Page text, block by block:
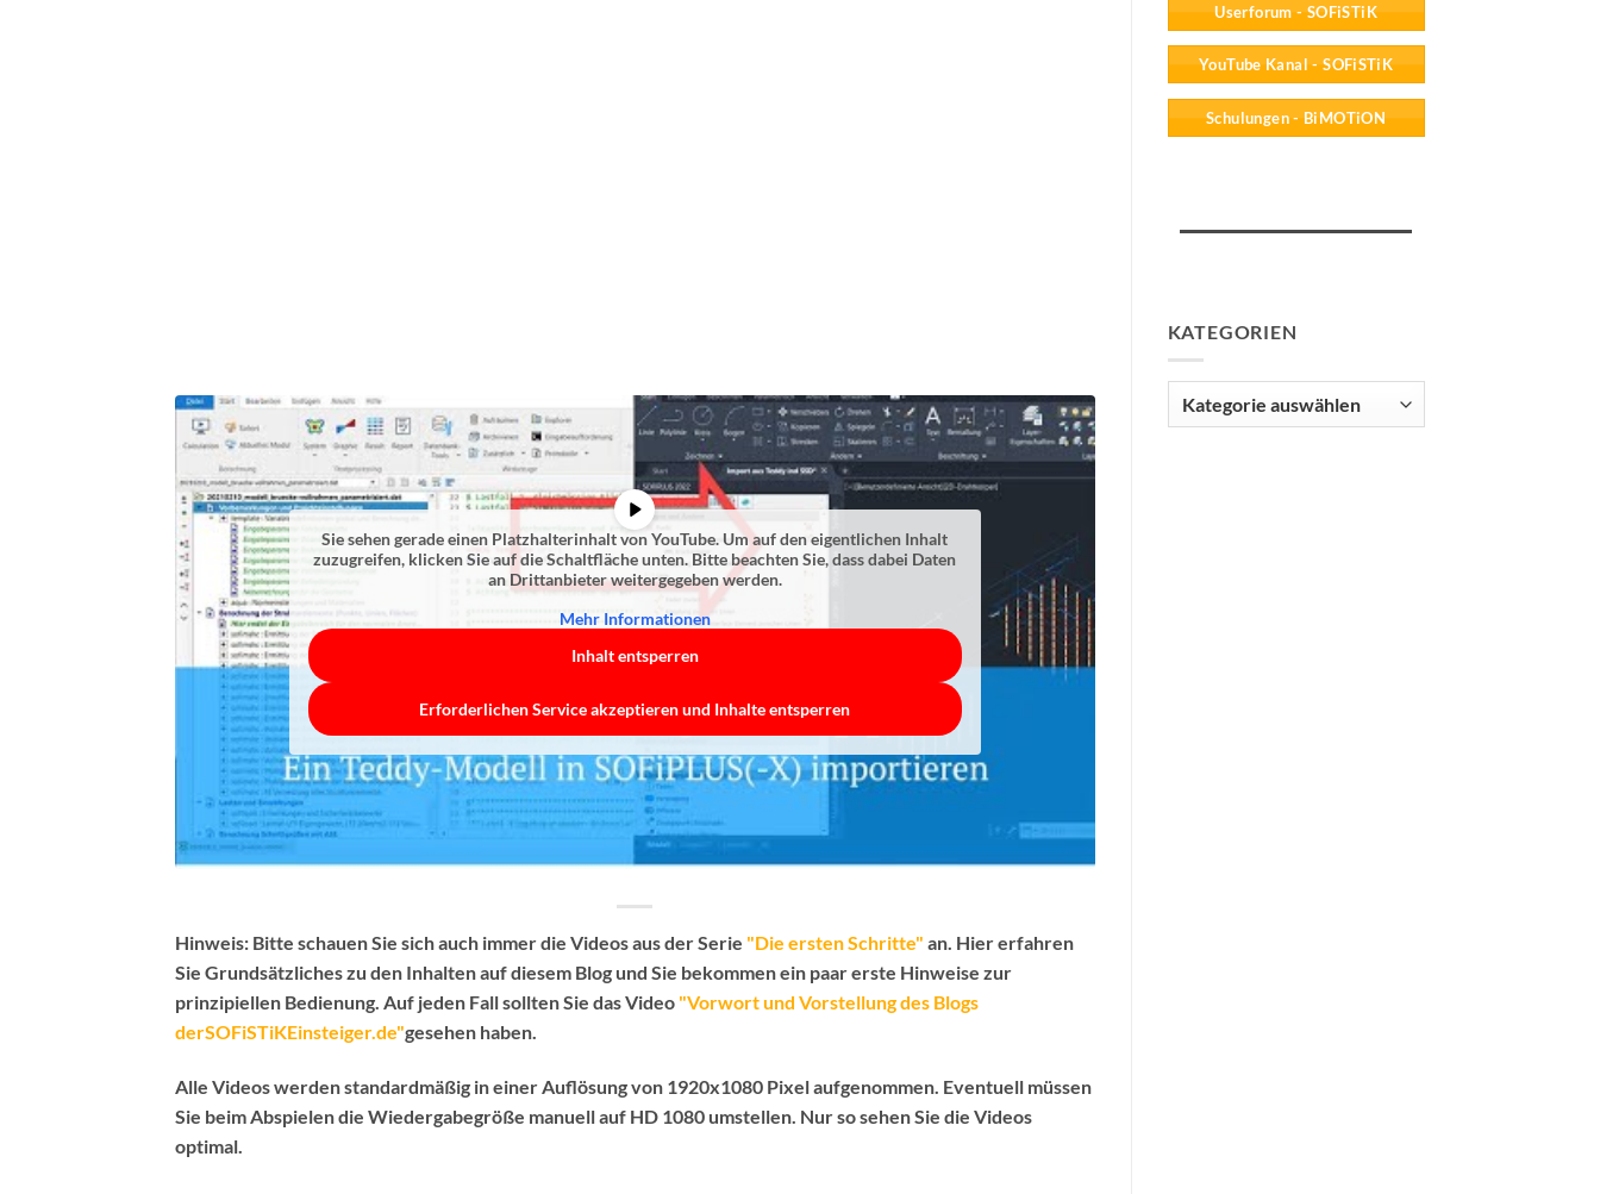
Sie sehen gerade einen Platzhalterinhalt vonYouTube. Um auf den eigentlichen Inhalt
zuzugreifen, klicken Sie auf die Schaltfläche unten. Bitte beachten Sie, dass dabei Daten
an Drittanbieter weitergegeben werden.
Mehr Informationen
Inhalt entsperren
Erforderlichen Service akzeptieren und Inhalte entsperren
Hinweis: Bitte schauen Sie sich auch immer die Videos aus der Serie "Die ersten Schritte" an. Hier erfahren
Sie Grundsätzliches zu den Inhalten auf diesem Blog und Sie bekommen ein paar erste Hinweise zur
prinzipiellen Bedienung. Auf jeden Fall sollten Sie das Video "Vorwort und Vorstellung des Blogs
derSOFiSTiKEinsteiger.de"gesehen haben.
Alle Videos werden standardmäßig in einer Auflösung von 1920x1080 Pixel aufgenommen. Eventuell müssen
Sie beim Abspielen die Wiedergabegröße manuell auf HD 1080 umstellen. Nur so sehen Sie die Videos
optimal.
Userforum - SOFiSTiK
YouTube Kanal - SOFiSTiK
Schulungen - BiMOTiON
KATEGORIEN
Kategorien